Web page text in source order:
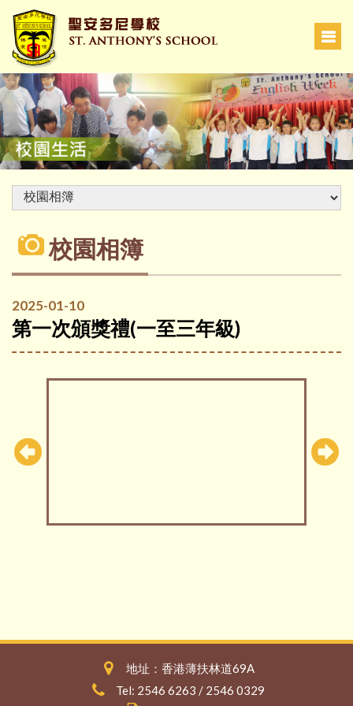
校園相簿
2025-01-10
第一次頒獎禮(一至三年級)
地址：香港薄扶林道69A
Tel: 2546 6263 / 2546 0329